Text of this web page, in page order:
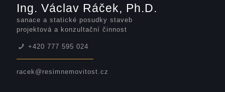
Ing. Václav Ráček, Ph.D.
sanace a statické posudky staveb
projektová a konzultační činnost
+420 777 595 024
racek@resimnemovitost.cz